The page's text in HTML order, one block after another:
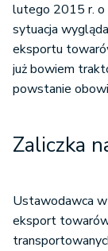
lutego 2015 r. o
sytuacja
eksportu
już bowiem
powstanie
Zaliczka
Ustawodawca
eksport